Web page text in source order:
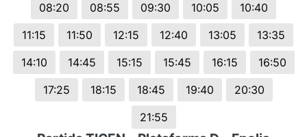
08:20
08:55 09:30 10:05
10:40
11:15
11:50 12:15 12:40 13:05
13:35
14:10
14:45 15:15 15:45 16:15
16:50
17:25
18:15 18:45 19:40
20:30
21:55